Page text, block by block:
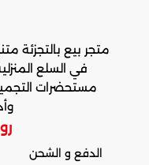
متجر بيع
في السلع
مستحضرات
الدفع و الشحن